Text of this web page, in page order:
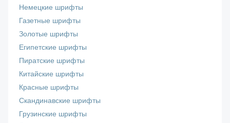
Немецкие шрифты
Газетные шрифты
Золотые шрифты
Египетские шрифты
Пиратские шрифты
Китайские шрифты
Красные шрифты
Скандинавские шрифты
Грузинские шрифты